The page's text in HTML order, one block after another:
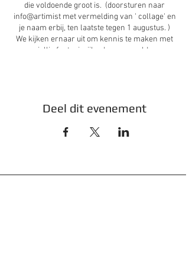
die voldoende groot is. (doorsturen naar
info@artimist met vermelding van ' collage' en
je naam erbij, ten laatste tegen 1 augustus. )
We kijken ernaar uit om kennis te maken met
jullie fantasierijke droomwereld.
Meebrengen/Aandoen:optioneel: paar
Deel dit evenement